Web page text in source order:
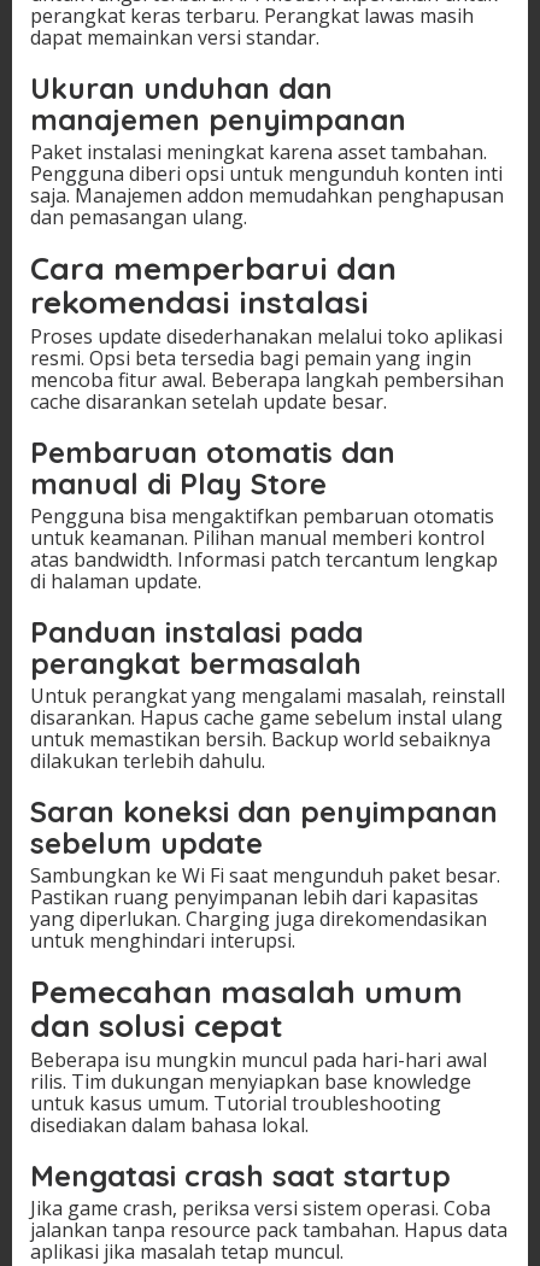
perangkat keras terbaru. Perangkat lawas masih
dapat memainkan versi standar.
Ukuran unduhan dan
manajemen penyimpanan
Paket instalasi meningkat karena asset tambahan.
Pengguna diberi opsi untuk mengunduh konten inti
saja. Manajemen addon memudahkan penghapusan
dan pemasangan ulang.
Cara memperbarui dan
rekomendasi instalasi
Proses update disederhanakan melalui toko aplikasi
resmi. Opsi beta tersedia bagi pemain yang ingin
mencoba fitur awal. Beberapa langkah pembersihan
cache disarankan setelah update besar.
Pembaruan otomatis dan
manual di Play Store
Pengguna bisa mengaktifkan pembaruan otomatis
untuk keamanan. Pilihan manual memberi kontrol
atas bandwidth. Informasi patch tercantum lengkap
di halaman update.
Panduan instalasi pada
perangkat bermasalah
Untuk perangkat yang mengalami masalah, reinstall
disarankan. Hapus cache game sebelum instal ulang
untuk memastikan bersih. Backup world sebaiknya
dilakukan terlebih dahulu.
Saran koneksi dan penyimpanan
sebelum update
Sambungkan ke Wi Fi saat mengunduh paket besar.
Pastikan ruang penyimpanan lebih dari kapasitas
yang diperlukan. Charging juga direkomendasikan
untuk menghindari interupsi.
Pemecahan masalah umum
dan solusi cepat
Beberapa isu mungkin muncul pada hari-hari awal
rilis. Tim dukungan menyiapkan base knowledge
untuk kasus umum. Tutorial troubleshooting
disediakan dalam bahasa lokal.
Mengatasi crash saat startup
Jika game crash, periksa versi sistem operasi. Coba
jalankan tanpa resource pack tambahan. Hapus data
aplikasi jika masalah tetap muncul.